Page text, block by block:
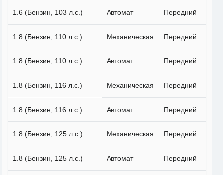
1.6 (Бензин, 103 л.с.) Автомат Передний
1.8 (Бензин, 110 л.с.) Механическая Передний
1.8 (Бензин, 110 л.с.) Автомат Передний
1.8 (Бензин, 116 л.с.) Механическая Передний
1.8 (Бензин, 116 л.с.) Автомат Передний
1.8 (Бензин, 125 л.с.) Механическая Передний
1.8 (Бензин, 125 л.с.) Автомат Передний